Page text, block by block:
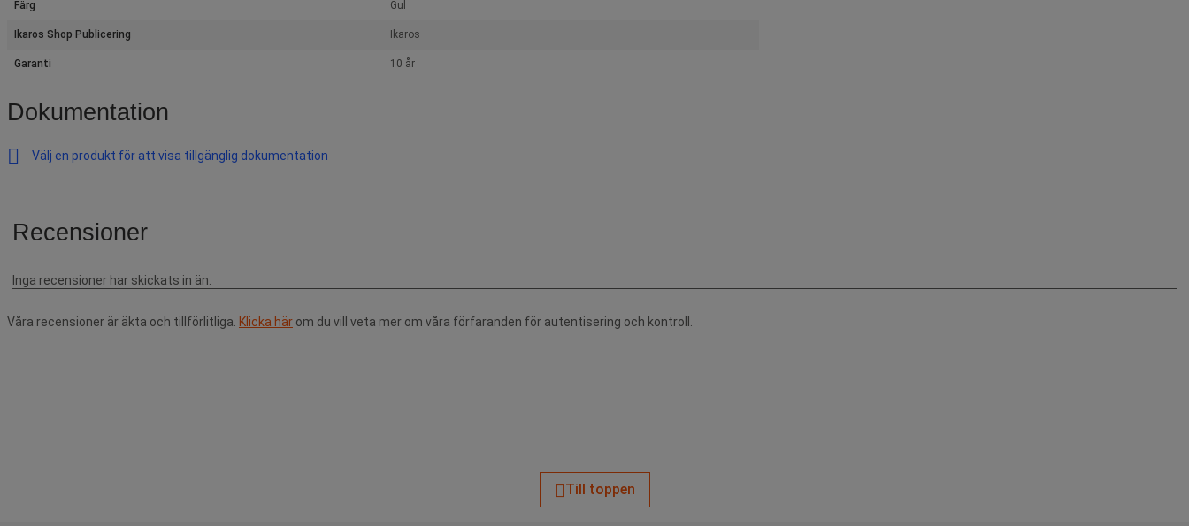
Färg Gul
Ikaros Shop Publicering Ikaros
Garanti 10 år
Dokumentation
Välj en produkt för att visa tillgänglig dokumentation
Våra recensioner är äkta och tillförlitliga. Klicka här om du vill veta mer om våra förfaranden för autentisering och kontroll.
Till toppen